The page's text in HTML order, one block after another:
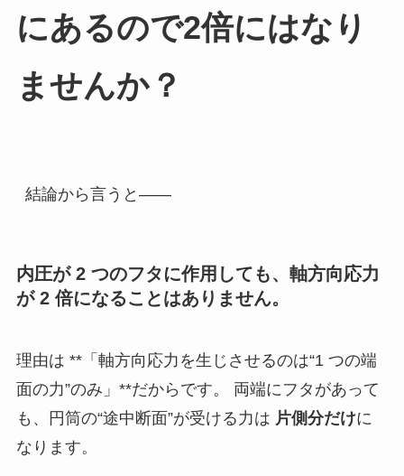
にあるので2倍にはなり
ませんか？
結論から言うと――
内圧が 2 つのフタに作用しても、軸方向応力
が 2 倍になることはありません。
理由は **「軸方向応力を生じさせるのは“1 つの端
面の力”のみ」**だからです。 両端にフタがあって
も、円筒の“途中断面”が受ける力は 片側分だけに
なります。